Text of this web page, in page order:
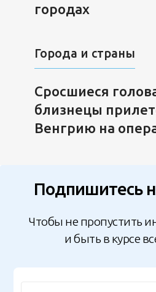
городах
Города и страны
Сросшиеся
близнецы
Венгрию на
Подпишитесь
Чтобы не пропустить
и быть в курсе